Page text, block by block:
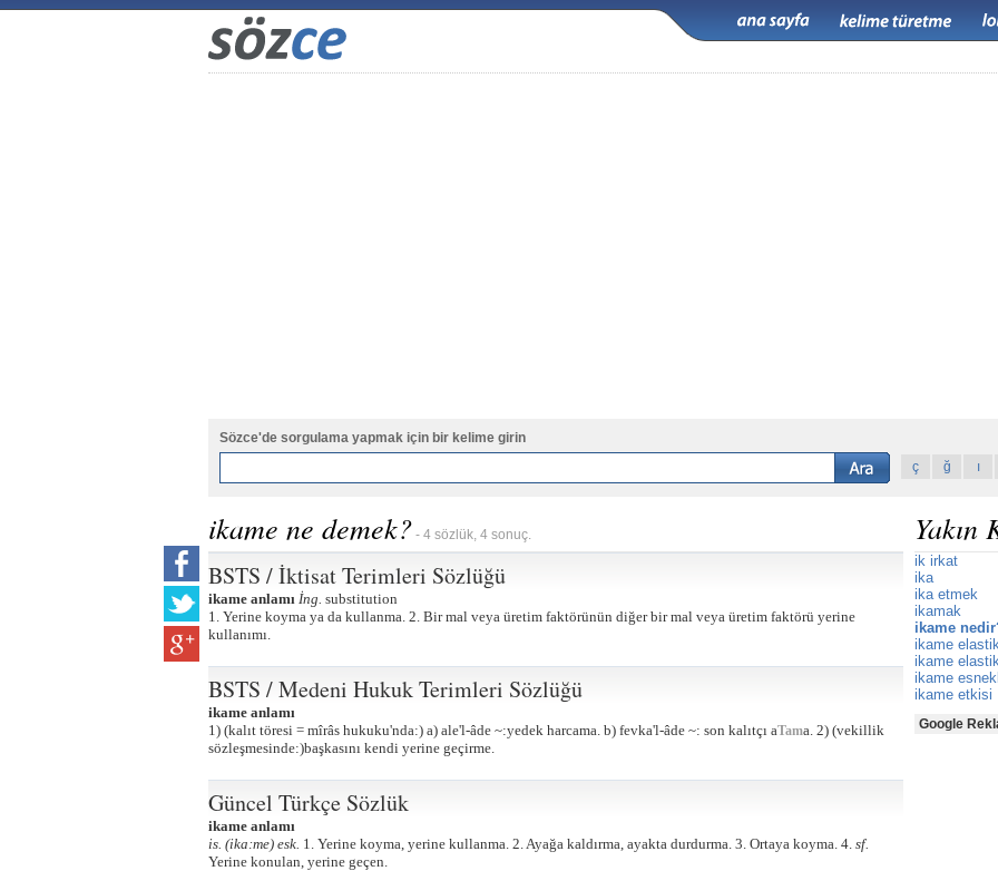
Sözce'de sorgulama yapmak için bir kelime girin
ç
ğ ı
ikame ne demek? - 4 sözlük, 4 sonuç.
BSTS / İktisat Terimleri Sözlüğü
ikame anlamı İng. substitution
1. Yerine koyma ya da kullanma. 2. Bir mal veya üretim faktörünün diğer bir mal veya üretim faktörü yerine
kullanımı.
BSTS / Medeni Hukuk Terimleri Sözlüğü
ikame anlamı
1) (kalıt töresi = mîrâs hukuku'nda:) a) ale'l-âde ~:yedek harcama. b) fevka'l-âde ~: son kalıtçı aTama. 2) (vekillik
sözleşmesinde:)başkasını kendi yerine geçirme.
Güncel Türkçe Sözlük
ikame anlamı
is. (ika:me) esk. 1. Yerine koyma, yerine kullanma. 2. Ayağa kaldırma, ayakta durdurma. 3. Ortaya koyma. 4. sf.
Yerine konulan, yerine geçen.
Yakın
ik irkat
ika
ika etmek
ikamak
ikame
ikame
ikame
ikame
ikame etkisi
Google